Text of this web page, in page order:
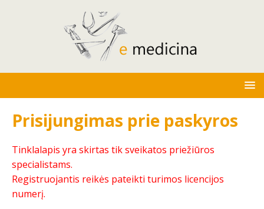
Prisijungimas prie paskyros
Tinklalapis yra skirtas tik sveikatos priežiūros
specialistams.
Registruojantis reikės pateikti turimos licencijos
numerį.